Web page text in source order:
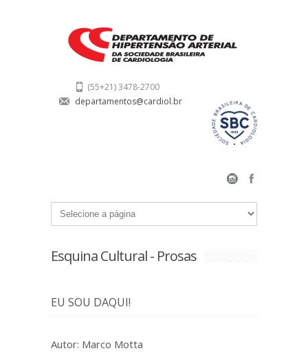
(55+21) 3478-2700
departamentos@cardiol.br
Esquina Cultural - Prosas
EU SOU DAQUI!
Autor: Marco Motta